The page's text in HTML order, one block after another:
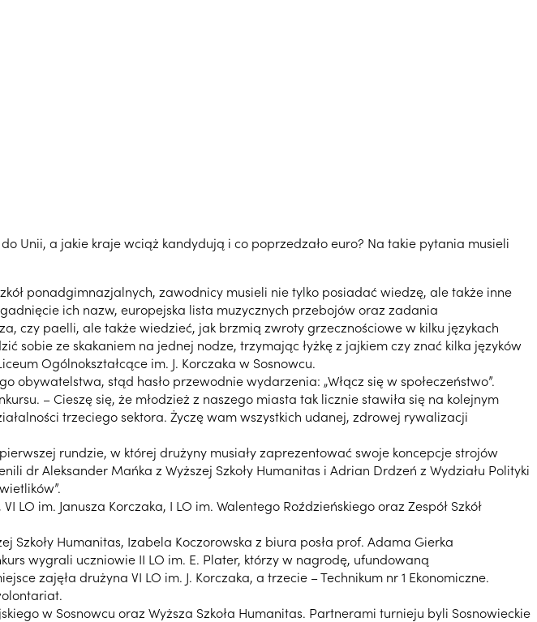
Unii, a jakie kraje wciąż kandydują i co poprzedzało euro? Na takie pytania musieli
ponadgimnazjalnych, zawodnicy musieli nie tylko posiadać wiedzę, ale także inne
ich nazw, europejska lista muzycznych przebojów oraz zadania
czy paelli, ale także wiedzieć, jak brzmią zwroty grzecznościowe w kilku językach
sobie ze skakaniem na jednej nodze, trzymając łyżkę z jajkiem czy znać kilka języków
Ogólnokształcące im. J. Korczaka w Sosnowcu.
stąd hasło przewodnie wydarzenia: „Włącz się w społeczeństwo”.
– Cieszę się, że młodzież z naszego miasta tak licznie stawiła się na kolejnym
trzeciego sektora. Życzę wam wszystkich udanej, zdrowej rywalizacji
rundzie, w której drużyny musiały zaprezentować swoje koncepcje strojów
dr Aleksander Mańka z Wyższej Szkoły Humanitas i Adrian Drdzeń z Wydziału Polityki
im. Janusza Korczaka, I LO im. Walentego Roździeńskiego oraz Zespół Szkół
Szkoły Humanitas, Izabela Koczorowska z biura posła prof. Adama Gierka
wygrali uczniowie II LO im. E. Plater, którzy w nagrodę, ufundowaną
zajęła drużyna VI LO im. J. Korczaka, a trzecie – Technikum nr 1 Ekonomiczne.
w Sosnowcu oraz Wyższa Szkoła Humanitas. Partnerami turnieju byli Sosnowieckie